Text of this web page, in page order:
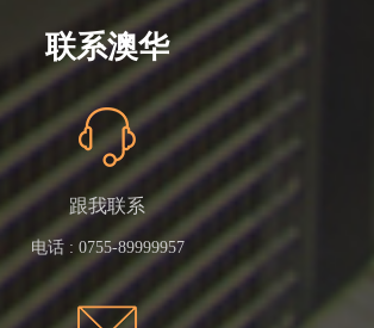
联系澳华
跟我联系
电话 : 0755-89999957